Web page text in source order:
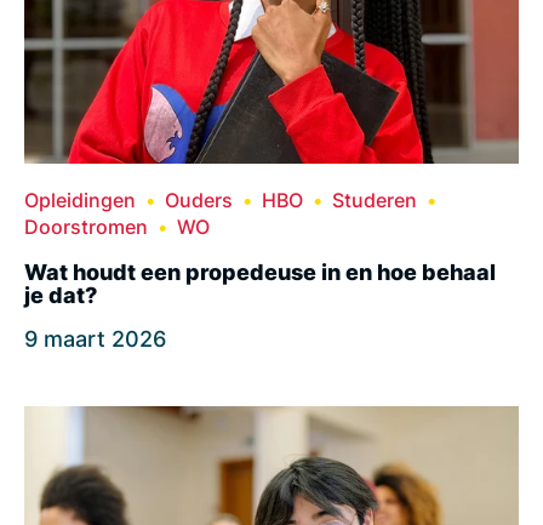
Opleidingen Ouders HBO
Studeren
Doorstromen
WO
Wat houdt een propedeuse in en hoe behaal
je dat?
9 maart 2026